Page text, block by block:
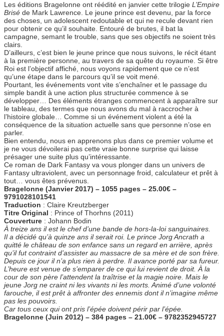
Les éditions Bragelonne ont réédité en janvier cette trilogie L’Empire
Brisé de Mark Lawrence. Le jeune prince est devenu, par la force
des choses, un adolescent redoutable et qui ne recule devant rien
pour obtenir ce qu’il souhaite. Entouré de brutes, il bat la
campagne, semant le trouble, sans que ses objectifs ne soient très
clairs.
D’ailleurs, c’est bien le jeune prince que nous suivons, le récit étant
à la première personne, au travers de sa quête du royaume. Si être
Roi est l’objectif affiché, nous voyons rapidement que ce n’est
qu’une étape dans le parcours qu’il se voit mené.
Pourtant, les événements vont vite s’enchaîner et le passage du
simple bandit à une action plus structurée commence à se
développer… Des éléments étranges commencent à apparaître sur
le tableau, des termes que nous avons du mal à raccrocher à
l’histoire globale… Comme si un événement violent a été la
conséquence de la situation actuelle sans que personne n’ose en
parler.
Bien entendu, nous en apprenons plus dans ce premier volume et
je ne vous dévoilerai pas cette vraie bonne surprise qui laisse
présager une suite plus qu’intéressante.
Ce roman de Dark Fantasy va vous plonger dans un univers de
Fantasy ultraviolent, avec un personnage froid, calculateur et prêt à
tout… vous êtes prévenus.
Bragelonne (Janvier 2017) – 1055 pages – 25.00€ –
9791028101541
Traduction : Claire Kreutzberger
Titre Original : Prince of Thorhns (2011)
Couverture : Johann Bodin
À treize ans il est le chef d’une bande de hors-la-loi sanguinaires.
Il a décidé qu’à quinze ans il serait roi. Le prince Jorg Ancrath a
quitté le château de son enfance sans un regard en arrière, après
qu’il fut contraint d’assister au massacre de sa mère et de son frère.
Depuis ce jour il n’a plus rien à perdre. Il avance porté par sa fureur.
L’heure est venue de s’emparer de ce qui lui revient de droit. À la
cour de son père l’attendent la traîtrise et la magie noire. Mais le
jeune Jorg ne craint ni les vivants ni les morts. Animé d’une volonté
farouche, il est prêt à affronter des ennemis dont il n’imagine même
pas les pouvoirs.
Car tous ceux qui ont pris l’épée doivent périr par l’épée.
Bragelonne (Juin 2012) – 384 pages – 21.00€ – 9782352945727